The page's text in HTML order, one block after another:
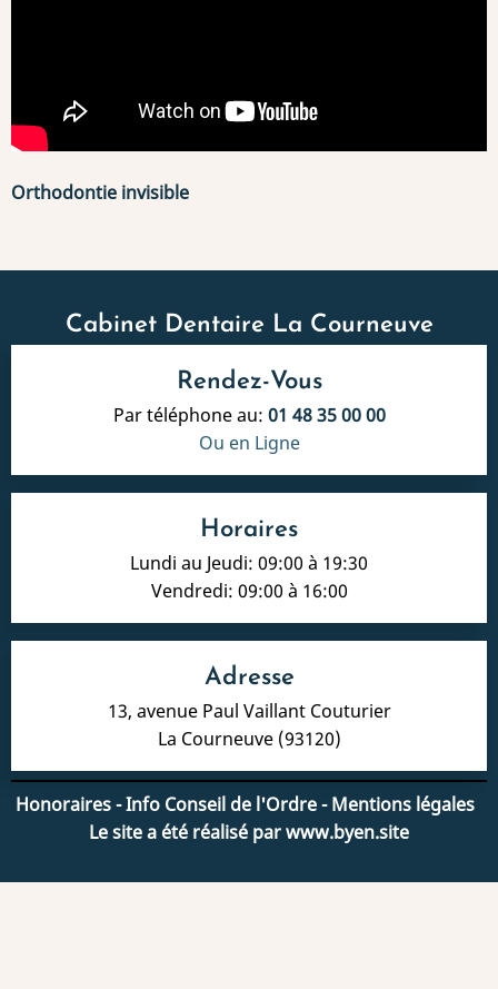
Orthodontie invisible
Cabinet Dentaire La Courneuve
Rendez-Vous
Par téléphone au: 01 48 35 00 00
Ou en Ligne
Horaires
Lundi au Jeudi: 09:00 à 19:30
Vendredi: 09:00 à 16:00
Adresse
13, avenue Paul Vaillant Couturier
La Courneuve (93120)
Honoraires-Info Conseil de l'Ordre-Mentions légales
Le site a été réalisé parwww.byen.site